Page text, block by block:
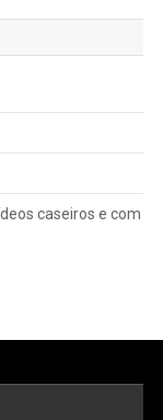
caseiros e com